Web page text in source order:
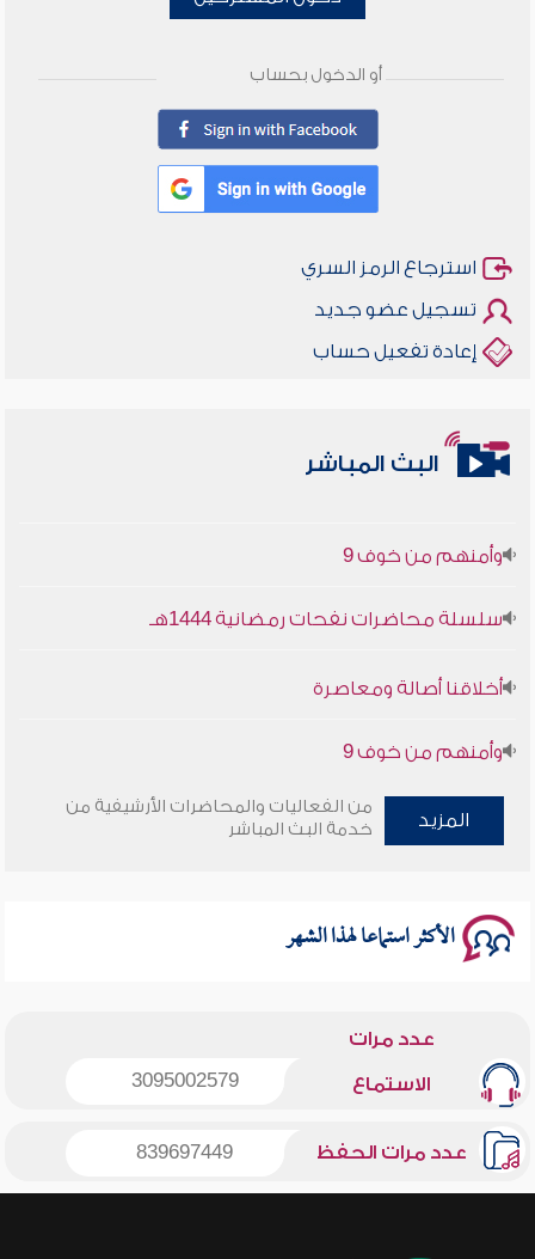
أو الدخول بحساب
استرجاع الرمز السري
تسجيل عضو جديد
إعادة تفعيل حساب
البث المباشر
أخلاقنا أصالة ومعاصرة
المزيد
من الفعاليات والمحاضرات الأرشيفية من
خدمة البث المباشر
الأكثر استماعا لهذا الشهر
عدد مرات
الاستماع 3095002579
عدد مرات الحفظ 839697449